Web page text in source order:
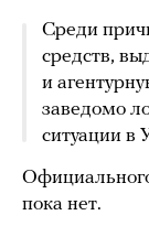
Среди
средств,
и
заведомо
ситуации в
пока нет.